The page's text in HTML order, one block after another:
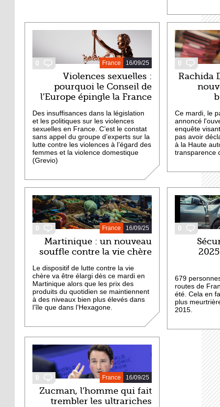
0 16/09/25
France
Violences sexuelles :
pourquoi le Conseil de
l’Europe épingle la France
Des insuffisances dans la législation
et les politiques sur les violences
sexuelles en France. C’est le constat
sans appel du groupe d’experts sur la
lutte contre les violences à l’égard des
femmes et la violence domestique
(Grevio)
0
Rachida
Ce mardi, le
annoncé
enquête
pas avoir
à la Haute
transparence
0 16/09/25
France
Martinique : un nouveau
souffle contre la vie chère
Le dispositif de lutte contre la vie
chère va être élargi dès ce mardi en
Martinique alors que les prix des
produits du quotidien se maintiennent
à des niveaux bien plus élevés dans
l’île que dans l’Hexagone.
0
679
routes de
été. Cela en
plus
2015.
0 16/09/25
France
Zucman, l’homme qui fait
trembler les ultrariches